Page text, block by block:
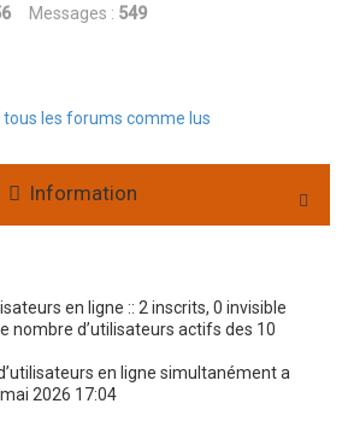
Messages : 549
tous les forums comme lus
Information
en ligne :: 2 inscrits, 0 invisible
nombre d’utilisateurs actifs des 10
en ligne simultanément a
2026 17:04